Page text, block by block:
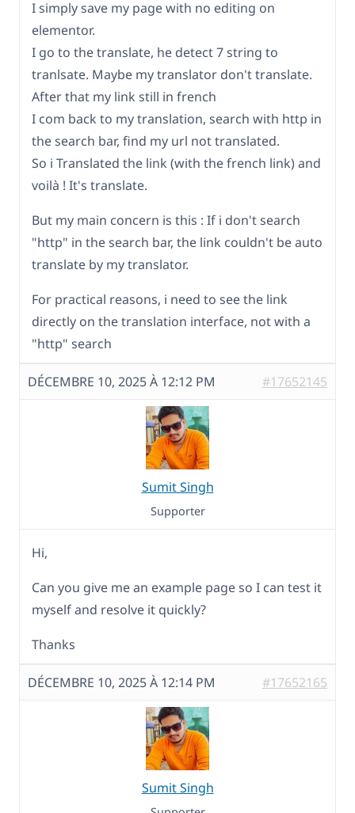
I simply save my page with no editing on
elementor.
I go to the translate, he detect 7 string to
tranlsate. Maybe my translator don't translate.
After that my link still in french
I com back to my translation, search with http in
the search bar, find my url not translated.
So i Translated the link (with the french link) and
voilà ! It's translate.
But my main concern is this : If i don't search
"http" in the search bar, the link couldn't be auto
translate by my translator.
For practical reasons, i need to see the link
directly on the translation interface, not with a
"http" search
DÉCEMBRE 10, 2025 À 12:12 PM #17652145
Sumit Singh
Supporter
Hi,
Can you give me an example page so I can test it
myself and resolve it quickly?
Thanks
DÉCEMBRE 10, 2025 À 12:14 PM #17652165
Sumit Singh